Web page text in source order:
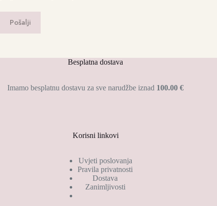
Pošalji
Besplatna dostava
Imamo besplatnu dostavu za sve narudžbe iznad 100.00 €
Korisni linkovi
Uvjeti poslovanja
Pravila privatnosti
Dostava
Zanimljivosti